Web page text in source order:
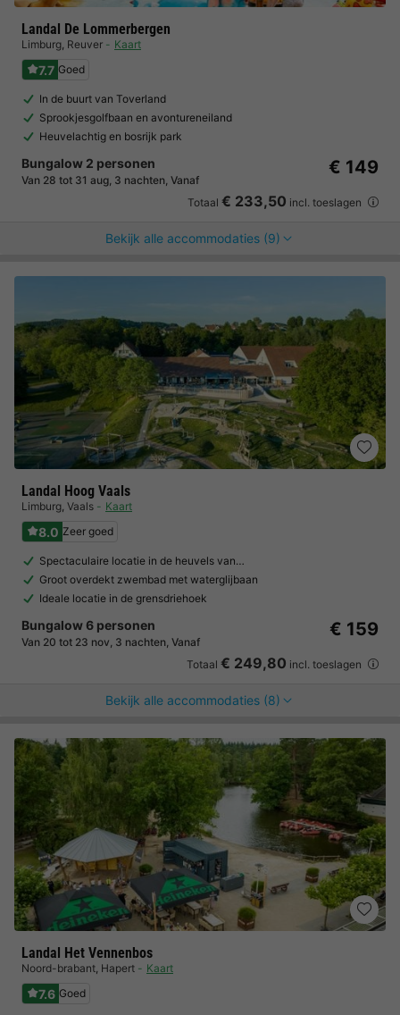
Landal De Lommerbergen
Limburg, Reuver Kaart
7.7 Goed
In de buurt van Toverland
Sprookjesgolfbaan en avontureneiland
Heuvelachtig en bosrijk park
Bungalow 2 personen
Van 28 tot 31 aug, 3 nachten, Vanaf
€ 149
Totaal € 233,50 incl. toeslagen
Bekijk alle accommodaties (9)
Landal Hoog Vaals
Limburg, Vaals Kaart
8.0 Zeer goed
Spectaculaire locatie in de heuvels van…
Groot overdekt zwembad met waterglijbaan
Ideale locatie in de grensdriehoek
Bungalow 6 personen
Van 20 tot 23 nov, 3 nachten, Vanaf
€ 159
Totaal € 249,80 incl. toeslagen
Bekijk alle accommodaties (8)
Landal Het Vennenbos
Noord-brabant, Hapert Kaart
7.6 Goed